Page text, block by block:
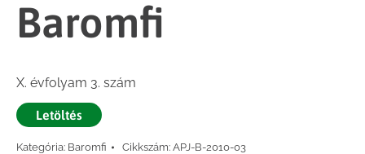
Baromfi
X. évfolyam 3. szám
Letöltés
Kategória: Baromfi Cikkszám: APJ-B-2010-03